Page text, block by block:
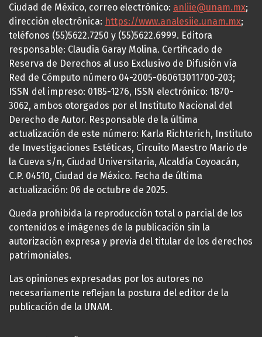
Ciudad de México, correo electrónico: anliie@unam.mx;
dirección electrónica: https://www.analesiie.unam.mx;
teléfonos (55)5622.7250 y (55)5622.6999. Editora
responsable: Claudia Garay Molina. Certificado de
Reserva de Derechos al uso Exclusivo de Difusión vía
Red de Cómputo número 04-2005-060613011700-203;
ISSN del impreso: 0185-1276, ISSN electrónico: 1870-
3062, ambos otorgados por el Instituto Nacional del
Derecho de Autor. Responsable de la última
actualización de este número: Karla Richterich, Instituto
de Investigaciones Estéticas, Circuito Maestro Mario de
la Cueva s/n, Ciudad Universitaria, Alcaldía Coyoacán,
C.P. 04510, Ciudad de México. Fecha de última
actualización: 06 de octubre de 2025.
Queda prohibida la reproducción total o parcial de los
contenidos e imágenes de la publicación sin la
autorización expresa y previa del titular de los derechos
patrimoniales.
Las opiniones expresadas por los autores no
necesariamente reflejan la postura del editor de la
publicación de la UNAM.